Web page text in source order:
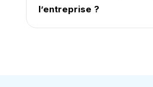
l’entreprise ?